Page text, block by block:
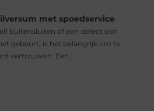
met spoedservice
buitensluiten of een defect slot
gebeurt, is het belangrijk om te
vertrouwen. Een...